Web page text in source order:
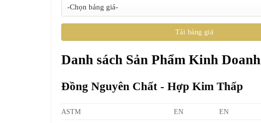
Danh sách Sản Phẩm Kinh Doanh
Đồng Nguyên Chất - Hợp Kim Thấp
ASTM EN EN